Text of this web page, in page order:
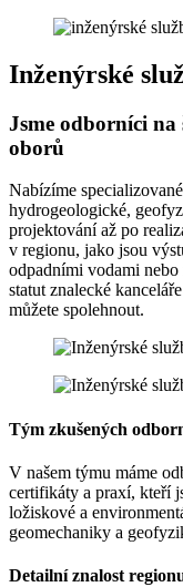
Inženýrské
Jsme odborníci na
oborů
Nabízíme
hydrogeologické,
projektování až po
v regionu, jako jsou
odpadními vodami
statut znalecké
můžete spolehnout.
Tým zkušených
V našem týmu máme
certifikáty a praxí, kteří
ložiskové a
geomechaniky a
Detailní znalost